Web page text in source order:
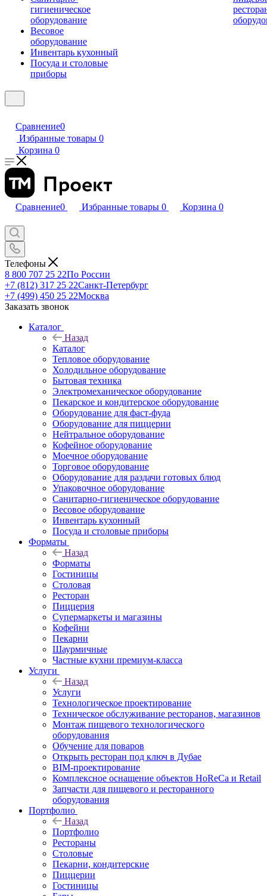
гигиеническое
оборудование
Весовое
оборудование
Инвентарь кухонный
Посуда и столовые
приборы
Сравнение0
Избранные товары 0
Корзина 0
Сравнение0 Избранные товары 0 Корзина 0
Телефоны
8 800 707 25 22По России
+7 (812) 317 25 22Санкт-Петербург
+7 (499) 450 25 22Москва
Заказать звонок
Каталог
Назад
Каталог
Тепловое оборудование
Холодильное оборудование
Бытовая техника
Электромеханическое оборудование
Пекарское и кондитерское оборудование
Оборудование для фаст-фуда
Оборудование для пиццерии
Нейтральное оборудование
Кофейное оборудование
Моечное оборудование
Торговое оборудование
Оборудование для раздачи готовых блюд
Упаковочное оборудование
Санитарно-гигиеническое оборудование
Весовое оборудование
Инвентарь кухонный
Посуда и столовые приборы
Форматы
Назад
Форматы
Гостиницы
Столовая
Ресторан
Пиццерия
Супермаркеты и магазины
Кофейни
Пекарни
Шаурмичные
Частные кухни премиум-класса
Услуги
Назад
Услуги
Технологическое проектирование
Техническое обслуживание ресторанов, магазинов
Монтаж пищевого технологического
оборудования
Обучение для поваров
Открыть ресторан под ключ в Дубае
BIM-проектирование
Комплексное оснащение объектов HoReCa и Retail
Запчасти для пищевого и ресторанного
оборудования
Портфолио
Назад
Портфолио
Рестораны
Столовые
Пекарни, кондитерские
Пиццерии
Гостиницы